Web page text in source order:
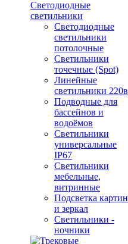
Светодиодные
светильники
Светодиодные
светильники
потолочные
Светильники
точечные (Spot)
Линейные
светильники 220в
Подводные для
бассейнов и
водоёмов
Светильники
универсальные
IP67
Светильники
мебельные,
витринные
Подсветка картин
и зеркал
Светильники -
ночники